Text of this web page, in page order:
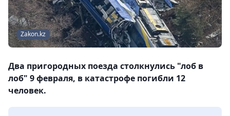
Zakon.kz
Два пригородных поезда столкнулись "лоб в
лоб" 9 февраля, в катастрофе погибли 12
человек.